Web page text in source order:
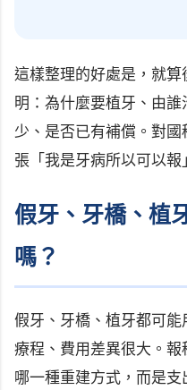
這樣整理的好處是，就
明：為什麼要植牙、由
少、是否已有補償。對
張「我是牙病所以可以報
假牙、牙橋、植
嗎？
假牙、牙橋、植牙都可能
療程、費用差異很大。
哪一種重建方式，而是